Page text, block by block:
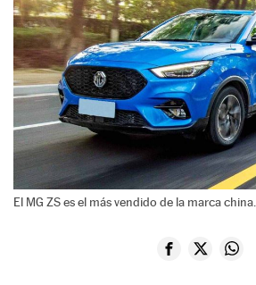
El MG ZS es el más vendido de la marca china.